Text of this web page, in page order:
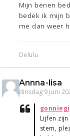
Mijn benen
bedek ik mijn
me dan weer
Delulu
Annna-lisa
dinsdag 9 juni
Lijfen
stem,